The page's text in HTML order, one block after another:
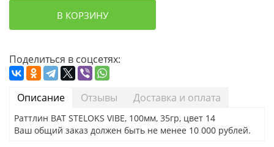
В КОРЗИНУ
Поделиться в соцсетях:
Описание Отзывы Доставка и оплата
Раттлин BAT STELOKS VIBE, 100мм, 35гр, цвет 14
Ваш общий заказ должен быть не менее 10 000 рублей.